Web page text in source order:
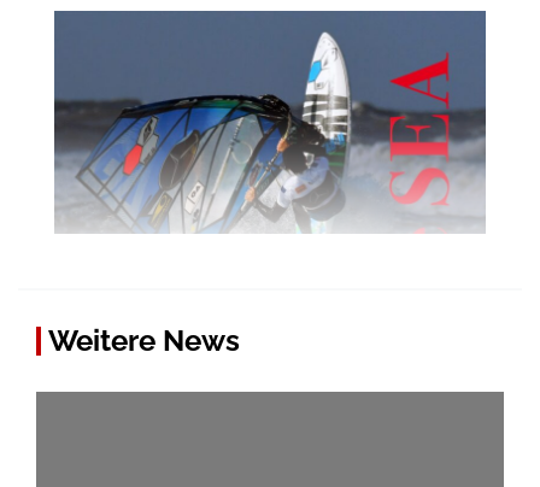
Weitere News